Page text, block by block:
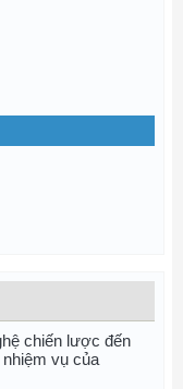
chiến lược đến
vụ của